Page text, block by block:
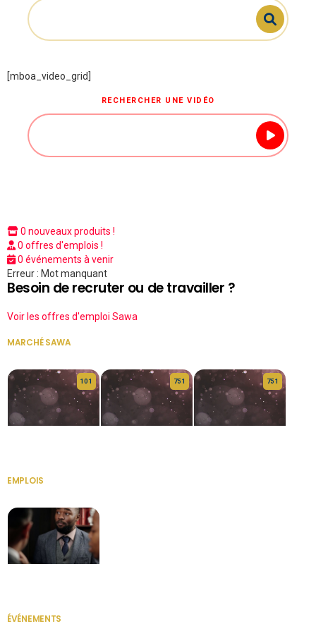
[mboa_video_grid]
RECHERCHER UNE VIDÉO
0 nouveaux produits !
0 offres d'emplois !
0 événements à venir
Erreur : Mot manquant
Besoin de recruter ou de travailler ?
Voir les offres d'emploi Sawa
MARCHÉ SAWA
10 1 75 1 75 1
EMPLOIS
ÉVÉNEMENTS